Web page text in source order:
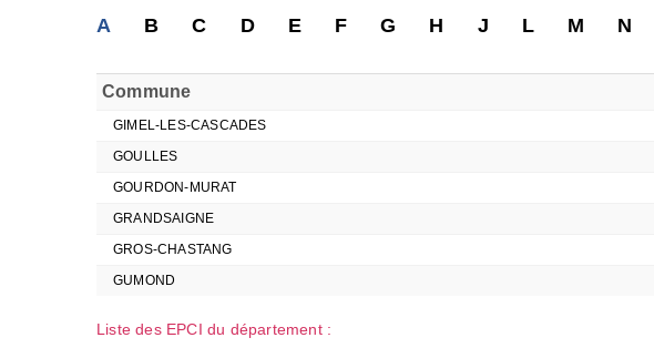
A B C D E F G H J L M N
Commune
GIMEL-LES-CASCADES
GOULLES
GOURDON-MURAT
GRANDSAIGNE
GROS-CHASTANG
GUMOND
Liste des EPCI du département :